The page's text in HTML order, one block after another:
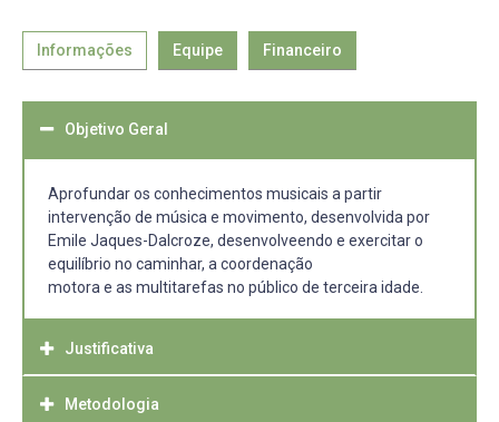
Informações Equipe Financeiro
Objetivo Geral
Aprofundar os conhecimentos musicais a partir
intervenção de música e movimento, desenvolvida por
Emile Jaques-Dalcroze, desenvolveendo e exercitar o
equilíbrio no caminhar, a coordenação
motora e as multitarefas no público de terceira idade.
Justificativa
Percebendo a necessidade de apresentar diferentes
Metodologia